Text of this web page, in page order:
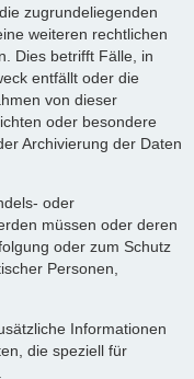
zugrundeliegenden
weiteren rechtlichen
Dies betrifft Fälle, in
entfällt oder die
von dieser
oder besondere
Archivierung der Daten
oder
müssen oder deren
oder zum Schutz
Personen,
Informationen
die speziell für